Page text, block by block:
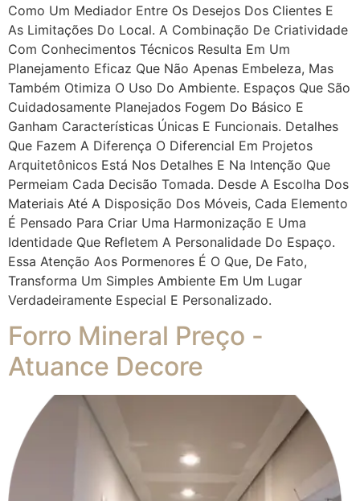
Como Um Mediador Entre Os Desejos Dos Clientes E
As Limitações Do Local. A Combinação De Criatividade
Com Conhecimentos Técnicos Resulta Em Um
Planejamento Eficaz Que Não Apenas Embeleza, Mas
Também Otimiza O Uso Do Ambiente. Espaços Que São
Cuidadosamente Planejados Fogem Do Básico E
Ganham Características Únicas E Funcionais. Detalhes
Que Fazem A Diferença O Diferencial Em Projetos
Arquitetônicos Está Nos Detalhes E Na Intenção Que
Permeiam Cada Decisão Tomada. Desde A Escolha Dos
Materiais Até A Disposição Dos Móveis, Cada Elemento
É Pensado Para Criar Uma Harmonização E Uma
Identidade Que Refletem A Personalidade Do Espaço.
Essa Atenção Aos Pormenores É O Que, De Fato,
Transforma Um Simples Ambiente Em Um Lugar
Verdadeiramente Especial E Personalizado.
Forro Mineral Preço -
Atuance Decore